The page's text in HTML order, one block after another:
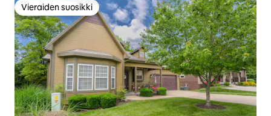
Vieraiden suosikki
Vieraiden suosikki